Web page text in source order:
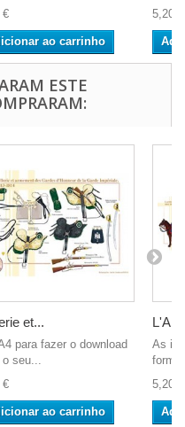
€
ao carrinho
5,20 €
ESTE
et...
para fazer o download
o seu...
€
ao carrinho
As
5,20 €